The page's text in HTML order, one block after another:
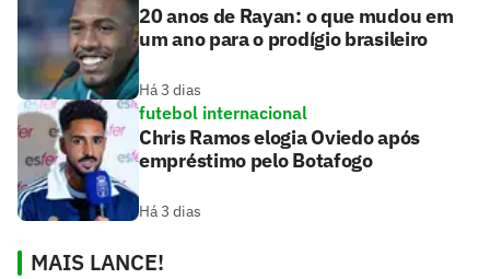
20 anos de Rayan: o que mudou em
um ano para o prodígio brasileiro
Há 3 dias
futebol internacional
Chris Ramos elogia Oviedo após
empréstimo pelo Botafogo
Há 3 dias
MAIS LANCE!